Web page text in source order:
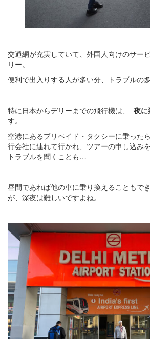
交通網が充実していて、外国人向けのサー
リー。
便利で出入りする人が多い分、トラブルの
特に日本からデリーまでの飛行機は、 夜に
す。
空港にあるプリペイド・タクシーに乗った
行会社に連れて行かれ、ツアーの申し込み
トラブルを聞くことも…
昼間であれば他の車に乗り換えることもで
が、深夜は難しいですよね。